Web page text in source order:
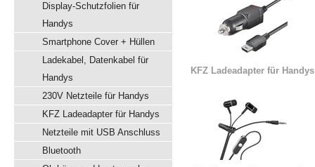
Display-Schutzfolien für
Handys
Smartphone Cover + Hüllen
Ladekabel, Datenkabel für
Handys
230V Netzteile für Handys
KFZ Ladeadapter für Handys
Netzteile mit USB Anschluss
Bluetooth
KFZ Ladeadapter für Handys